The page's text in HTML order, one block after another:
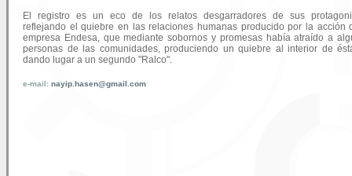
El registro es un eco de los relatos desgarradores de sus
reflejando el quiebre en las relaciones humanas producido por la acción
empresa Endesa, que mediante sobornos y promesas había atraído a
personas de las comunidades, produciendo un quiebre al interior de
dando lugar a un segundo "Ralco".
e-mail: nayip.hasen@gmail.com